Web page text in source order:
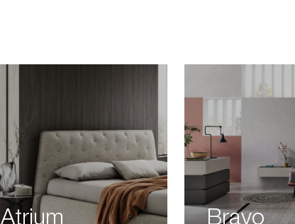
Atrium Bravo